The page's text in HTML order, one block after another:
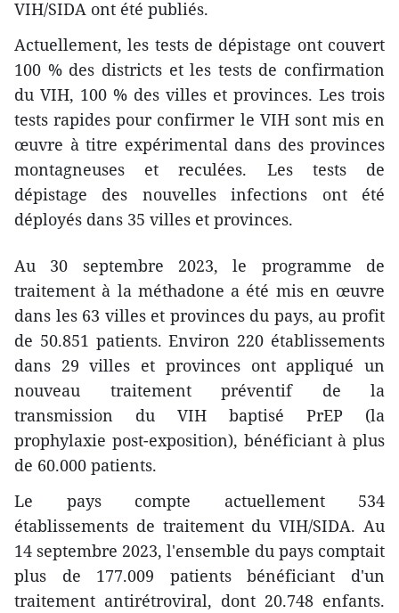
VIH/SIDA ont été publiés.
Actuellement, les tests de dépistage ont couvert
100 % des districts et les tests de confirmation
du VIH, 100 % des villes et provinces. Les trois
tests rapides pour confirmer le VIH sont mis en
œuvre à titre expérimental dans des provinces
montagneuses et reculées. Les tests de
dépistage des nouvelles infections ont été
déployés dans 35 villes et provinces.
Au 30 septembre 2023, le programme de
traitement à la méthadone a été mis en œuvre
dans les 63 villes et provinces du pays, au profit
de 50.851 patients. Environ 220 établissements
dans 29 villes et provinces ont appliqué un
nouveau traitement préventif de la
transmission du VIH baptisé PrEP (la
prophylaxie post-exposition), bénéficiant à plus
de 60.000 patients.
Le pays compte actuellement 534
établissements de traitement du VIH/SIDA. Au
14 septembre 2023, l'ensemble du pays comptait
plus de 177.009 patients bénéficiant d'un
traitement antirétroviral, dont 20.748 enfants.